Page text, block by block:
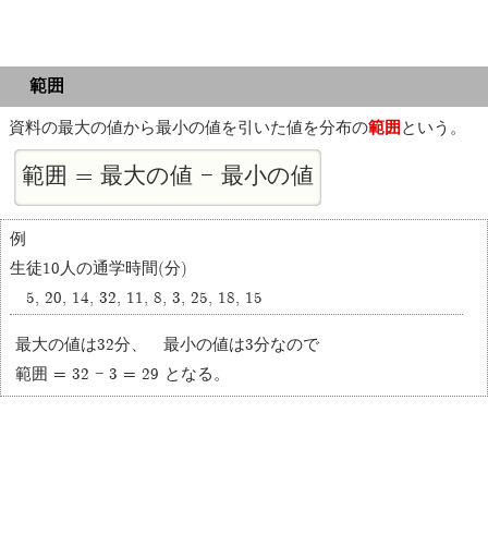
範囲
資料の最大の値から最小の値を引いた値を分布の範囲 という。
範囲 = 最大の値 − 最小の値
例
生徒10人の通学時間(分)
5, 20, 14, 32, 11, 8, 3, 25, 18, 15
最大の値は32分、 最小の値は3分なので
範囲 = 32 − 3 = 29 となる。